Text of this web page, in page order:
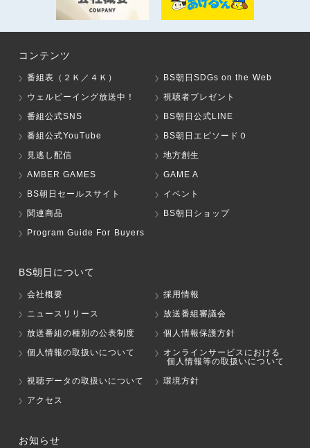
コンテンツ
番組表（２Ｋ／４Ｋ）
BS朝日SDGs on the Web
ウェルビーイング放送中！
視聴者プレゼント
番組公式SNS
BS朝日公式LINE
番組公式YouTube
BS朝日エピソード０
見逃し配信
地方創生
AMBER GAMES
GAME A
BS朝日セールスサイト
イベント
関連商品
BS朝日ショップ
Program Guide For Buyers
BS朝日について
会社概要
採用情報
ニュースリリース
放送番組審議会
放送番組の種別の公表制度
個人情報保護方針
個人情報の取扱いについて
オンラインサービスにおける
個人情報等の取扱いについて
視聴データの取扱いについて
環境方針
アクセス
お知らせ